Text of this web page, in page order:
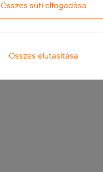
Összes süti elfogadása
Összes elutasítása